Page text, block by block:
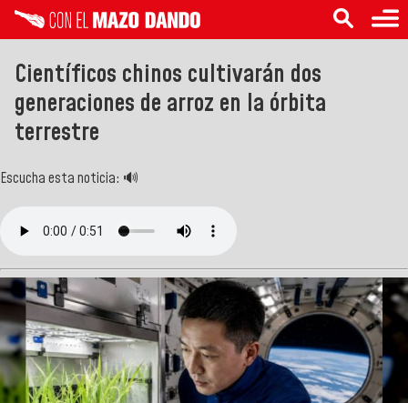
Científicos chinos cultivarán dos
generaciones de arroz en la órbita
terrestre
Escucha esta noticia: 🔊